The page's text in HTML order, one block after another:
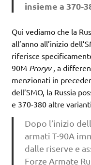
insieme a 370-
Qui vediamo che la
all’anno all’inizio
riferisce
90M Proryv , a
menzionati in
dell’SMO, la Russia
e 370-380 altre
Dopo l’inizio
armati T-90A
dalle riserve e
Forze Armate